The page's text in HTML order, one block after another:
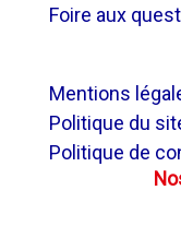
Foire aux
Mentions
Politique du
Politique de